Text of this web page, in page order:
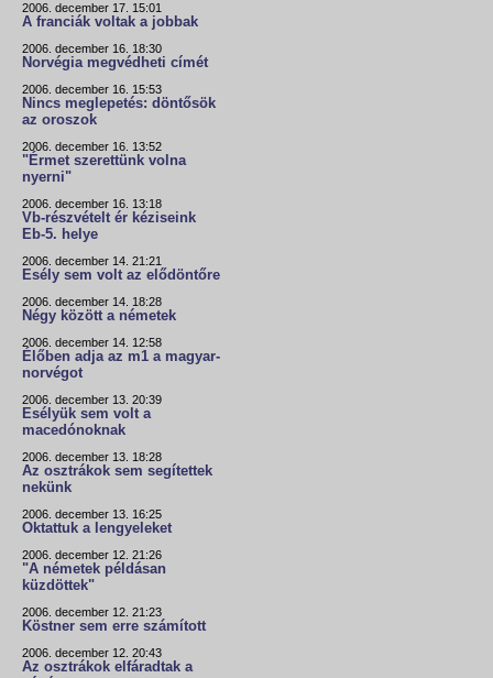
2006. december 17. 15:01
A franciák voltak a jobbak
2006. december 16. 18:30
Norvégia megvédheti címét
2006. december 16. 15:53
Nincs meglepetés: döntősök
az oroszok
2006. december 16. 13:52
"Érmet szerettünk volna
nyerni"
2006. december 16. 13:18
Vb-részvételt ér kéziseink
Eb-5. helye
2006. december 14. 21:21
Esély sem volt az elődöntőre
2006. december 14. 18:28
Négy között a németek
2006. december 14. 12:58
Élőben adja az m1 a magyar-
norvégot
2006. december 13. 20:39
Esélyük sem volt a
macedónoknak
2006. december 13. 18:28
Az osztrákok sem segítettek
nekünk
2006. december 13. 16:25
Oktattuk a lengyeleket
2006. december 12. 21:26
"A németek példásan
küzdöttek"
2006. december 12. 21:23
Köstner sem erre számított
2006. december 12. 20:43
Az osztrákok elfáradtak a